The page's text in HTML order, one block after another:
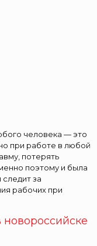
человека — это
при работе в любой
потерять
поэтому и была
за
рабочих при